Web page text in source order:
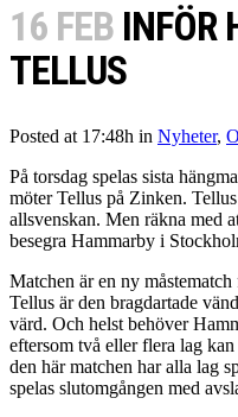
16 FEB INFÖR
TELLUS
Posted at 17:48h in Nyheter,
På torsdag spelas sista
möter Tellus på Zinken.
allsvenskan. Men räkna med
besegra Hammarby i
Matchen är en ny
Tellus är den bragdartade
värd. Och helst behöver
eftersom två eller flera lag
den här matchen har alla lag
spelas slutomgången med